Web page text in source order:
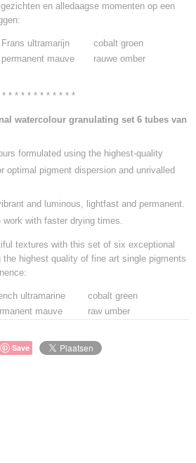
en alledaagse momenten op een
Frans ultramarijn
cobalt groen
permanent mauve rauwe omber
* * * * * * * * * * * *
watercolour granulating set 6 tubes van
formulated using the highest-quality
optimal pigment dispersion and unrivalled
and luminous, lightfast and permanent.
work with faster drying times.
textures with this set of six exceptional
highest quality of fine art single pigments
ultramarine
cobalt green
mauve raw umber
Save